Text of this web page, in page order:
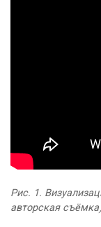
Рис. 1.
авторская